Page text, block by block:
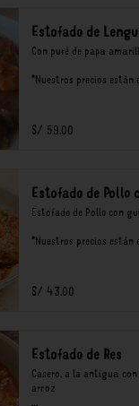
Estofado de
Con puré de papa
*Nuestros precios están
S/ 59.00
Estofado de Pollo
Estofado de Pollo con
*Nuestros precios están
S/ 43.00
Estofado de Res
Casero, a la antigua
arroz